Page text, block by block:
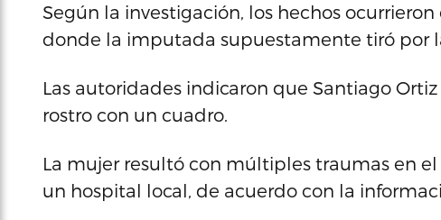
Según la investigación, los hechos
donde la imputada supuestamente tiró por
Las autoridades indicaron que Santiago
rostro con un cuadro.
La mujer resultó con múltiples traumas en
un hospital local, de acuerdo con la